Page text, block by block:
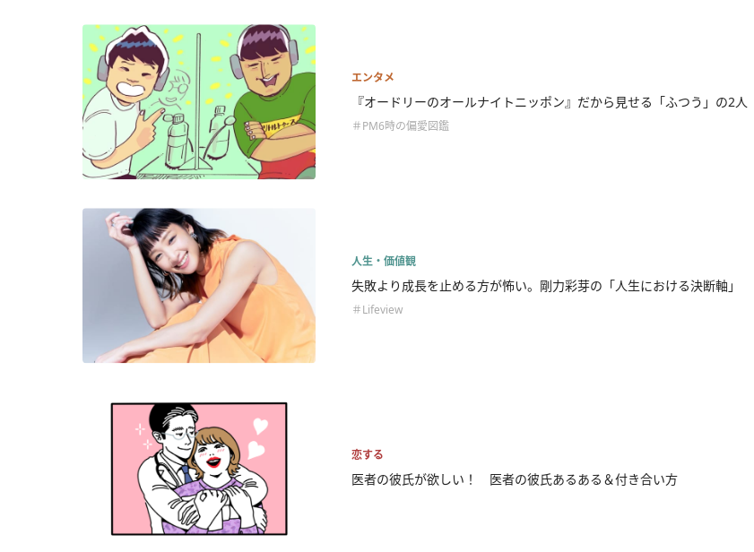
エンタメ
『オードリーのオールナイトニッポン』だから見せる「ふつう」の2人
＃PM6時の偏愛図鑑
人生・価値観
失敗より成長を止める方が怖い。剛力彩芽の「人生における決断軸」
＃Lifeview
恋する
医者の彼氏が欲しい！ 医者の彼氏あるある＆付き合い方